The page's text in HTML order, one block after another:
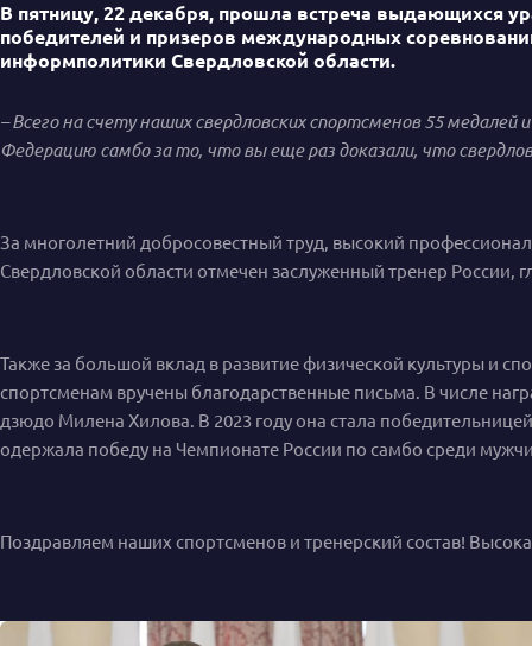
В пятницу, 22 декабря, прошла встреча выдающихся
победителей и призеров международных
информполитики Свердловской области.
– Всего на счету наших свердловских спортсменов 55
Федерацию самбо за то, что вы еще раз доказали, что
За многолетний добросовестный труд, высокий
Свердловской области отмечен заслуженный тренер
Также за большой вклад в развитие физической культуры и
спортсменам вручены благодарственные письма. В числе
дзюдо Милена Хилова. В 2023 году она стала
одержала победу на Чемпионате России по самбо среди
Поздравляем наших спортсменов и тренерский состав!